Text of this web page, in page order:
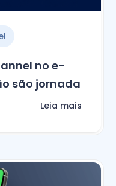
no e-
são jornada
Leia mais